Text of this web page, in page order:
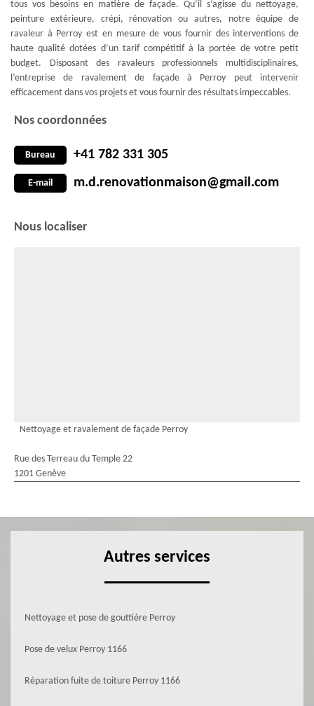
tous vos besoins en matière de façade. Qu’il s’agisse du nettoyage,
peinture extérieure, crépi, rénovation ou autres, notre équipe de
ravaleur à Perroy est en mesure de vous fournir des interventions de
haute qualité dotées d’un tarif compétitif à la portée de votre petit
budget. Disposant des ravaleurs professionnels multidisciplinaires,
l’entreprise de ravalement de façade à Perroy peut intervenir
efficacement dans vos projets et vous fournir des résultats impeccables.
Nos coordonnées
Bureau +41 782 331 305
E-mail m.d.renovationmaison@gmail.com
Nous localiser
Nettoyage et ravalement de façade Perroy
Rue des Terreau du Temple 22
1201 Genève
Autres services
Nettoyage et pose de gouttière Perroy
Pose de velux Perroy 1166
Réparation fuite de toiture Perroy 1166